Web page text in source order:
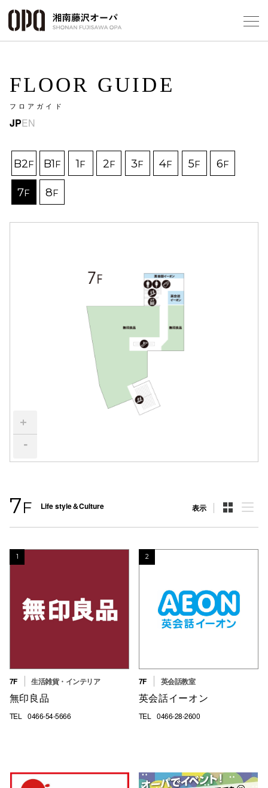
FLOOR GUIDE
フロアガイド
JPEN
B2F B1F 1F 2F 3F 4F 5F 6F
7F 8F
-
+
7F Life style＆Culture 表示
1
7F 生活雑貨・インテリア
無印良品
TEL 0466-54-5666
2
7F 英会話教室
英会話イーオン
TEL 0466-28-2600
施設案内
利用規約
那覇オ